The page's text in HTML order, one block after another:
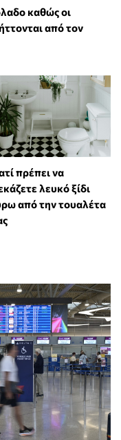
καθώς οι
από τον
πρέπει να
λευκό ξίδι
από την τουαλέτα